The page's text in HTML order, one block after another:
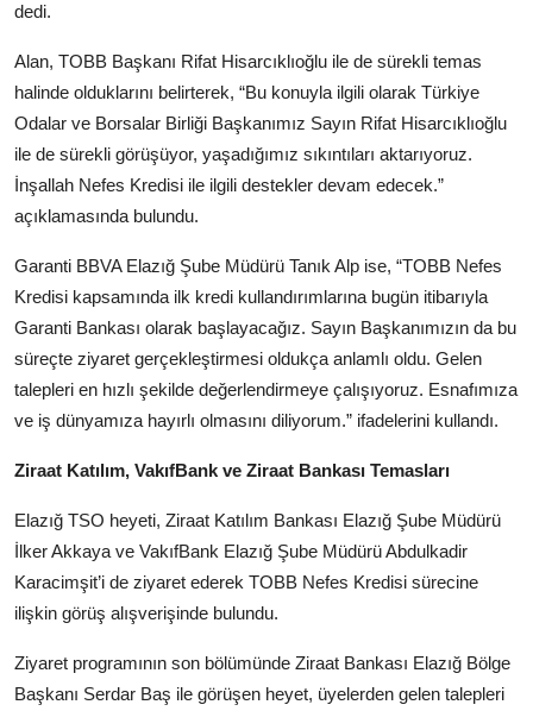
dedi.
Alan, TOBB Başkanı Rifat Hisarcıklıoğlu ile de sürekli temas
halinde olduklarını belirterek, “Bu konuyla ilgili olarak Türkiye
Odalar ve Borsalar Birliği Başkanımız Sayın Rifat Hisarcıklıoğlu
ile de sürekli görüşüyor, yaşadığımız sıkıntıları aktarıyoruz.
İnşallah Nefes Kredisi ile ilgili destekler devam edecek.”
açıklamasında bulundu.
Garanti BBVA Elazığ Şube Müdürü Tanık Alp ise, “TOBB Nefes
Kredisi kapsamında ilk kredi kullandırımlarına bugün itibarıyla
Garanti Bankası olarak başlayacağız. Sayın Başkanımızın da bu
süreçte ziyaret gerçekleştirmesi oldukça anlamlı oldu. Gelen
talepleri en hızlı şekilde değerlendirmeye çalışıyoruz. Esnafımıza
ve iş dünyamıza hayırlı olmasını diliyorum.” ifadelerini kullandı.
Ziraat Katılım, VakıfBank ve Ziraat Bankası Temasları
Elazığ TSO heyeti, Ziraat Katılım Bankası Elazığ Şube Müdürü
İlker Akkaya ve VakıfBank Elazığ Şube Müdürü Abdulkadir
Karacimşit’i de ziyaret ederek TOBB Nefes Kredisi sürecine
ilişkin görüş alışverişinde bulundu.
Ziyaret programının son bölümünde Ziraat Bankası Elazığ Bölge
Başkanı Serdar Baş ile görüşen heyet, üyelerden gelen talepleri